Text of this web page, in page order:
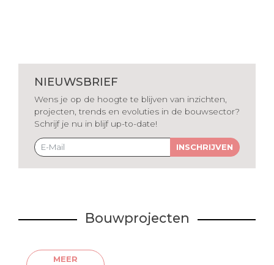
NIEUWSBRIEF
Wens je op de hoogte te blijven van inzichten,
projecten, trends en evoluties in de bouwsector?
Schrijf je nu in blijf up-to-date!
INSCHRIJVEN
Bouwprojecten
MEER